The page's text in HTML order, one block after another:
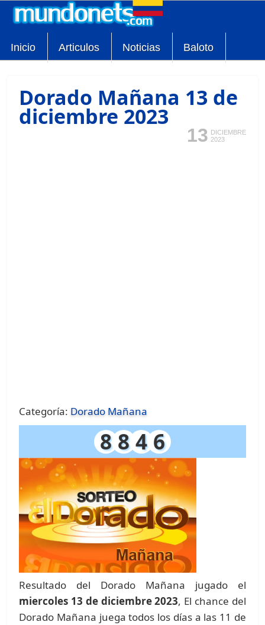
Inicio Articulos Noticias Baloto
Dorado Mañana 13 de
diciembre 2023
13 DICIEMBRE
2023
Categoría: Dorado Mañana
8 8 4 6
Resultado del Dorado Mañana jugado el
miercoles 13 de diciembre 2023, El chance del
Dorado Mañana juega todos los días a las 11 de